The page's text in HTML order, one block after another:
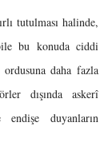
tutulması halinde,
bu konuda ciddi
daha fazla
dışında askerî
endişe duyanların